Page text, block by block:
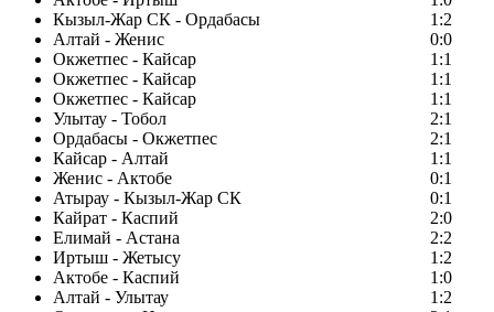
Кызыл-Жар СК - Ордабасы
1:2
Алтай - Женис
0:0
Окжетпес - Кайсар
1:1
Окжетпес - Кайсар
1:1
Окжетпес - Кайсар
1:1
Улытау - Тобол
2:1
Ордабасы - Окжетпес
2:1
Кайсар - Алтай
1:1
Женис - Актобе
0:1
Атырау - Кызыл-Жар СК
0:1
Кайрат - Каспий
2:0
Елимай - Астана
2:2
Иртыш - Жетысу
1:2
Актобе - Каспий
1:0
Алтай - Улытау
1:2